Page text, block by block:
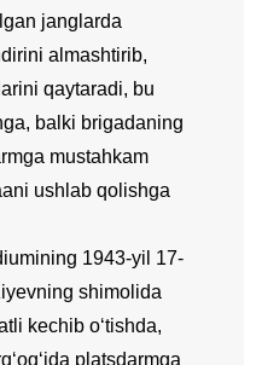
janglarda
almashtirib,
qaytaradi, bu
balki brigadaning
mustahkam
ushlab qolishga
1943-yil 17-
shimolida
kechib o‘tishda,
platsdarmga